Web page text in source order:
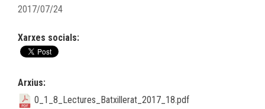
2017/07/24
Xarxes socials:
Arxius:
0_1_8_Lectures_Batxillerat_2017_18.pdf